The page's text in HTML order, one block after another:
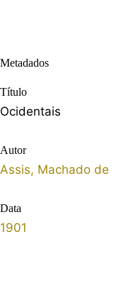
Metadados
Título
Ocidentais
Autor
Assis, Machado de
Data
1901